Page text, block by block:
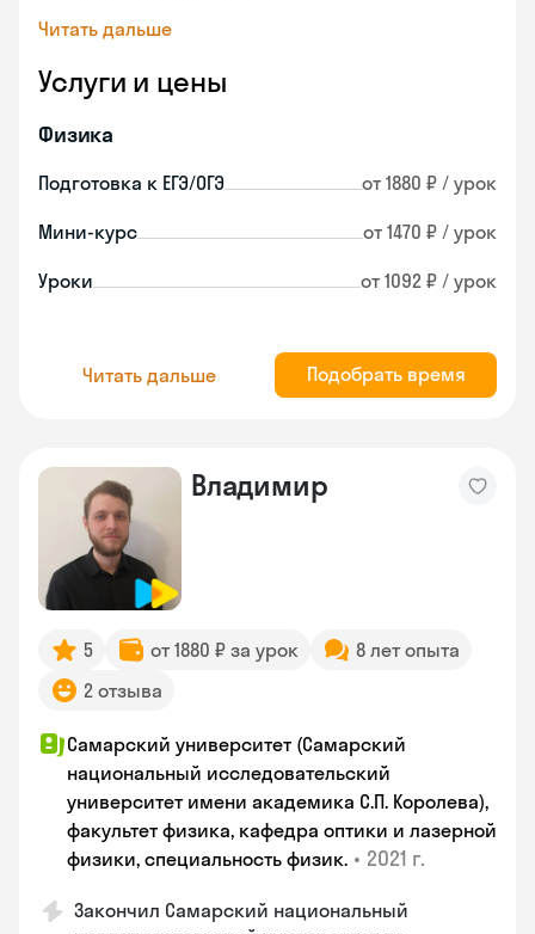
Читать дальше
Услуги и цены
Физика
Подготовка к ЕГЭ/ОГЭ от 1880 ₽ / урок
Мини-курс от 1470 ₽ / урок
Уроки от 1092 ₽ / урок
Читать дальше Подобрать время
Владимир
5 от 1880 ₽ за урок
8 лет опыта
2 отзыва
Самарский университет (Самарский
национальный исследовательский
университет имени академика С.П. Королева),
факультет физика, кафедра оптики и лазерной
физики, специальность физик. • 2021 г.
Закончил Самарский национальный